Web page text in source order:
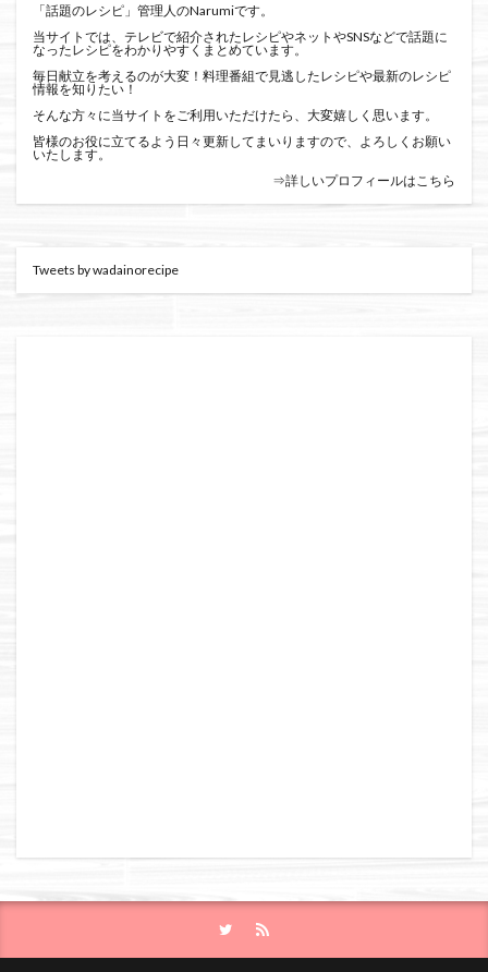
「話題のレシピ」管理人のNarumiです。
当サイトでは、テレビで紹介されたレシピやネットやSNSなどで話題に
なったレシピをわかりやすくまとめています。
毎日献立を考えるのが大変！料理番組で見逃したレシピや最新のレシピ
情報を知りたい！
そんな方々に当サイトをご利用いただけたら、大変嬉しく思います。
皆様のお役に立てるよう日々更新してまいりますので、よろしくお願い
いたします。
⇒詳しいプロフィールはこちら
Tweets by wadainorecipe